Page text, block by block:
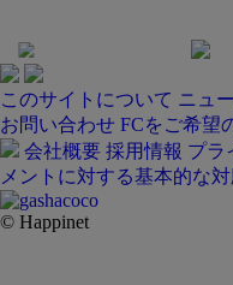
このサイトについて ニュ
お問い合わせ FCをご希望
会社概要 採用情報 プラ
メントに対する基本的な
© Happinet